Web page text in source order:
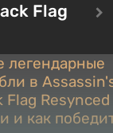
по задумке
Tec, должно
действия Fallout...
Flag